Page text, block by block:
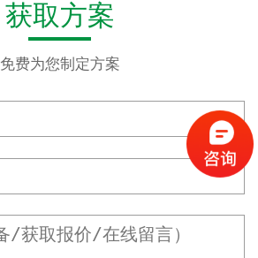
获取方案
免费为您制定方案